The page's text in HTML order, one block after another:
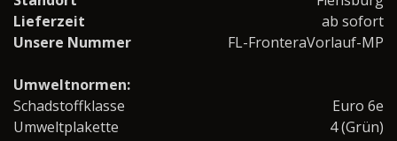
Lieferzeit
ab sofort
Unsere Nummer
FL-FronteraVorlauf-MP
Umweltnormen:
Schadstoffklasse
Euro 6e
Umweltplakette
4 (Grün)